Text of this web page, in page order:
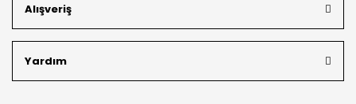
Alışveriş
Yardım